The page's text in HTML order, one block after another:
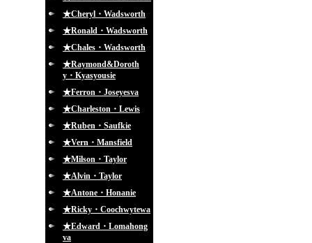
★Cheryl・Wadsworth
★Ronald・Wadsworth
★Chales・Wadsworth
★Raymond&Doroth
y・Kyasyousie
★Ferron・Joseyesva
★Charleston・Lewis
★Ruben・Saufkie
★Vern・Mansfield
★Milson・Taylor
★Alvin・Taylor
★Antone・Honanie
★Ricky・Coochwytewa
★Edward・Lomahong
va